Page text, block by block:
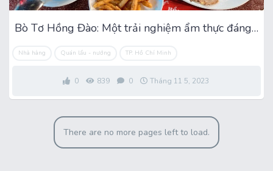
Bò Tơ Hồng Đào: Một trải nghiệm ẩm thực đáng nhớ
Nhà hàng Quán lẩu - nướng TP. Hồ Chí Minh
0 839 0 Tháng 11 5, 2023
There are no more pages left to load.